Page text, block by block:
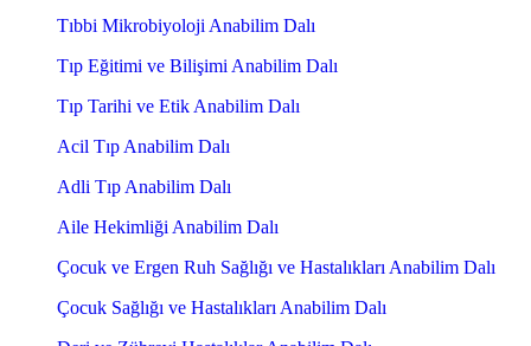
Tıbbi Mikrobiyoloji Anabilim Dalı
Tıp Eğitimi ve Bilişimi Anabilim Dalı
Tıp Tarihi ve Etik Anabilim Dalı
Acil Tıp Anabilim Dalı
Adli Tıp Anabilim Dalı
Aile Hekimliği Anabilim Dalı
Çocuk ve Ergen Ruh Sağlığı ve Hastalıkları Anabilim Dalı
Çocuk Sağlığı ve Hastalıkları Anabilim Dalı